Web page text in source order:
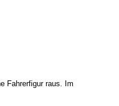
Fahrerfigur raus. Im